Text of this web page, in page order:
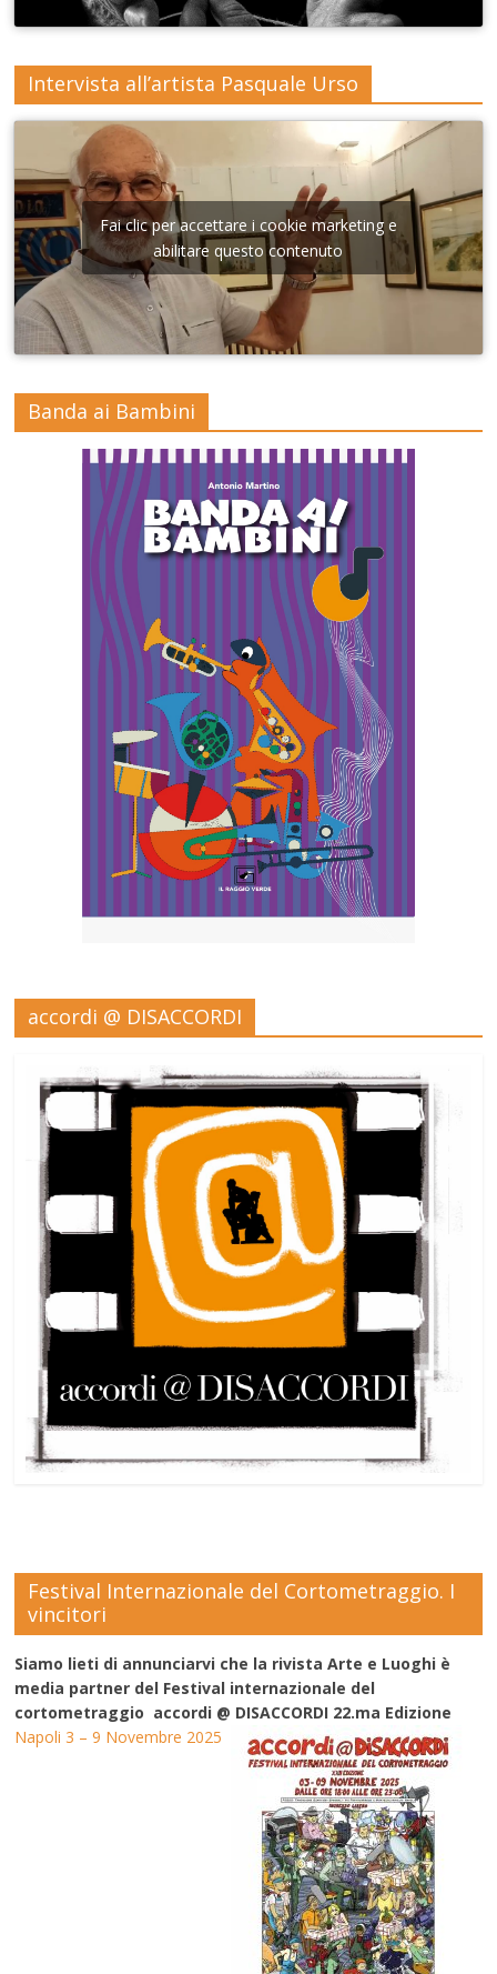
Intervista all’artista Pasquale Urso
Fai clic per accettare i cookie marketing e
abilitare questo contenuto
Banda ai Bambini
accordi @ DISACCORDI
Festival Internazionale del Cortometraggio. I
vincitori
Siamo lieti di annunciarvi che la rivista Arte e Luoghi è
media partner del Festival internazionale del
cortometraggio accordi @ DISACCORDI 22.ma Edizione
Napoli 3 – 9 Novembre 2025